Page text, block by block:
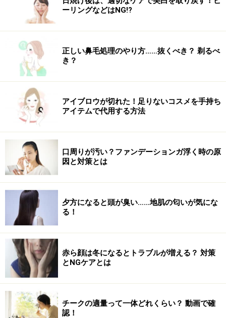
【STEP4】
最後にもう一度、左側のリンパ節＝左側の鎖
骨のくぼみに手（指4本程度）をあて、外側から中心に
むかってやさしくさすります。くぼみの中にゴリゴリと
したかたまりのようなものを感じたら、リンパが滞って
いる証拠です。無理をせず、ゆっくりやさしくさすりま
す。
マッサージを行うときは、乳液やクリームを塗って行う
と指のすべりがよくなり、肌に負担をかけません。私は
化粧を落とすときにクリームを使っているので、そのと
きにやっています。化粧を落としながらマッサージすれ
ば時間も短縮になるし、一石二鳥です。
簡単過ぎて、大丈夫？ なんて思わずに毎日続けてみてく
ださい。「しわは一夜にして消えず」。何事も継続する
ことが大事です。指の先に心をこめて、ゆっくりです
よ。
ーリングなどはNG!?
正しい鼻毛処理のやり方……抜くべき？ 剃るべ
き？
アイブロウが切れた！足りないコスメを手持ち
アイテムで代用する方法
口周りが汚い？ファンデーションガ浮く時の原
因と対策とは
夕方になると頭が臭い……地肌の匂いが気にな
る！
赤ら顔は冬になるとトラブルが増える？ 対策
とNGケアとは
チークの適量って一体どれくらい？ 動画で確
認！